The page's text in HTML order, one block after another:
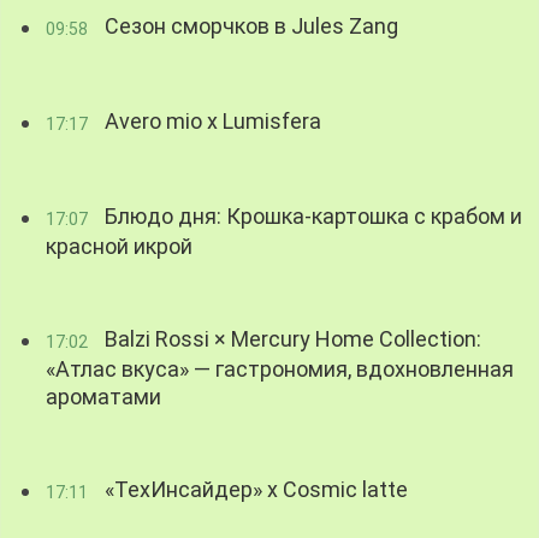
09:58 Сезон сморчков в Jules Zang
17:17 Avero mio x Lumisfera
17:07
Блюдо дня: Крошка-картошка с крабом и
красной икрой
17:02
Balzi Rossi × Mercury Home Collection:
«Атлас вкуса» — гастрономия, вдохновленная
ароматами
17:11 «ТехИнсайдер» х Cosmic latte